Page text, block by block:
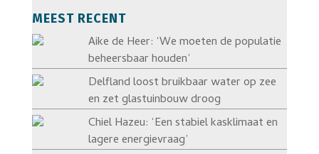
MEEST RECENT
Aike de Heer: ‘We moeten de populatie
beheersbaar houden’
Delfland loost bruikbaar water op zee
en zet glastuinbouw droog
Chiel Hazeu: ‘Een stabiel kasklimaat en
lagere energievraag’